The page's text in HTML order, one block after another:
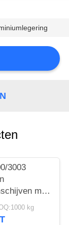
3003
met
Heldere
Met hoge
kg